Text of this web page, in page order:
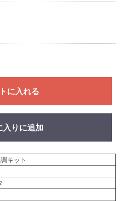
に入れる
入りに追加
キット